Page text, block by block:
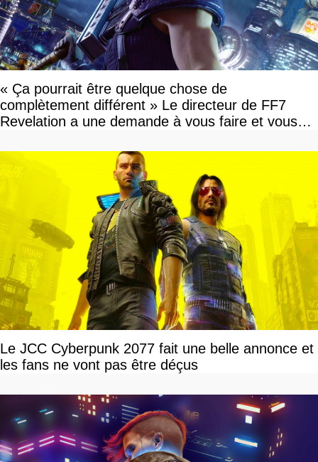
« Ça pourrait être quelque chose de
complètement différent » Le directeur de FF7
Revelation a une demande à vous faire et vous
Le JCC Cyberpunk 2077 fait une belle annonce et
les fans ne vont pas être déçus